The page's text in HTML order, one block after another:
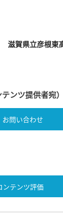
滋賀県立彦根東
ンツ提供者宛）
お問い合わせ
ンテンツ評価